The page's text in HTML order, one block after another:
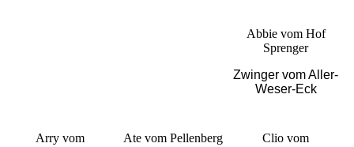
Abbie vom Hof
Sprenger
Zwinger vom Aller-
Weser-Eck
Arry vom
Ate vom Pellenberg
Clio vom